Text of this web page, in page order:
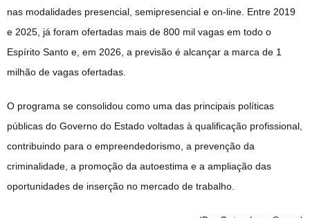
nas modalidades presencial, semipresencial e on-line. Entre 2019
e 2025, já foram ofertadas mais de 800 mil vagas em todo o
Espírito Santo e, em 2026, a previsão é alcançar a marca de 1
milhão de vagas ofertadas.
O programa se consolidou como uma das principais políticas
públicas do Governo do Estado voltadas à qualificação profissional,
contribuindo para o empreendedorismo, a prevenção da
criminalidade, a promoção da autoestima e a ampliação das
oportunidades de inserção no mercado de trabalho.